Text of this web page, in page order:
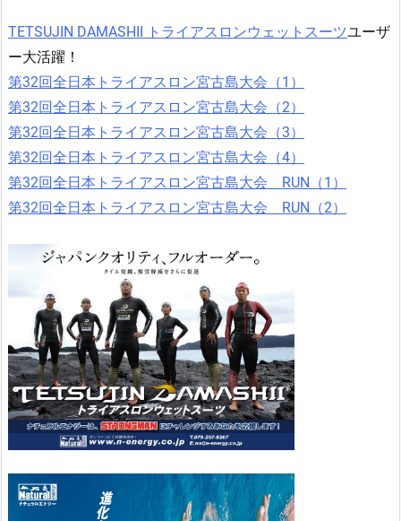
TETSUJIN DAMASHII トライアスロンウェットスーツユーザ
ー大活躍！
第32回全日本トライアスロン宮古島大会（1）
第32回全日本トライアスロン宮古島大会（2）
第32回全日本トライアスロン宮古島大会（3）
第32回全日本トライアスロン宮古島大会（4）
第32回全日本トライアスロン宮古島大会 RUN（1）
第32回全日本トライアスロン宮古島大会 RUN（2）